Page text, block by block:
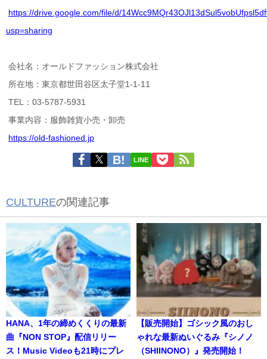
https://drive.google.com/file/d/
usp=sharing
会社名：オールドファッション株式会社
所在地：東京都世田谷区太子堂1-1-11
TEL：03-5787-5931
事業内容：服飾雑貨小売・卸売
https://old-fashioned.jp
LINE
CULTUREの関連記事
HANA、1年の締めくくりの最新
曲『NON STOP』配信リリー
ス！Music Videoも21時にプレ
【販売開始】ゴシック風のおし
ゃれな最新ぬいぐるみ『シノノ
（SHIINONO）』発売開始！